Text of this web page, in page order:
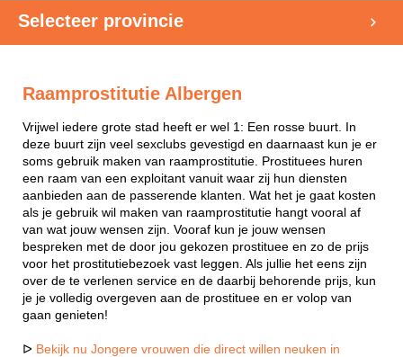
Selecteer provincie
Raamprostitutie Albergen
Vrijwel iedere grote stad heeft er wel 1: Een rosse buurt. In
deze buurt zijn veel sexclubs gevestigd en daarnaast kun je er
soms gebruik maken van raamprostitutie. Prostituees huren
een raam van een exploitant vanuit waar zij hun diensten
aanbieden aan de passerende klanten. Wat het je gaat kosten
als je gebruik wil maken van raamprostitutie hangt vooral af
van wat jouw wensen zijn. Vooraf kun je jouw wensen
bespreken met de door jou gekozen prostituee en zo de prijs
voor het prostitutiebezoek vast leggen. Als jullie het eens zijn
over de te verlenen service en de daarbij behorende prijs, kun
je je volledig overgeven aan de prostituee en er volop van
gaan genieten!
ᐅ Bekijk nu Jongere vrouwen die direct willen neuken in